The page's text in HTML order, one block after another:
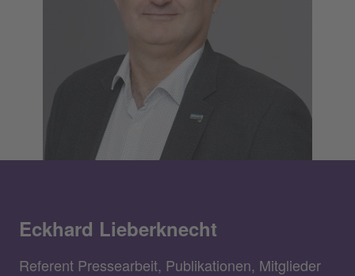
Eckhard Lieberknecht
Referent Pressearbeit, Publikationen, Mitglieder